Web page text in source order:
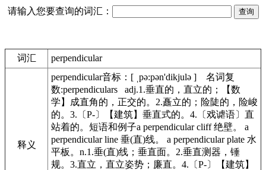
请输入您要查询的词汇：
词汇 perpendicular
释义
perpendicular音标：[ ˌpə:pən'dikjulə ] 名词复
数:perpendiculars adj.1.垂直的，直立的；【数
学】成直角的，正交的。2.矗立的；险陡的，险峻
的。3.〔P-〕【建筑】垂直式的。4.〔戏谑语〕直
站着的。短语和例子a perpendicular cliff 绝壁。 a
perpendicular line 垂(直)线。 a perpendicular plate 水
平板。n.1.垂(直)线；垂直面。2.垂直测器，锤
规。3.直立，直立姿势；廉直。4.〔P-〕【建筑】